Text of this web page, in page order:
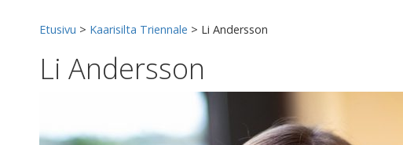
Etusivu > Kaarisilta Triennale > Li Andersson
Li Andersson